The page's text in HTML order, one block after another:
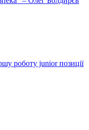
роботу junior позиції